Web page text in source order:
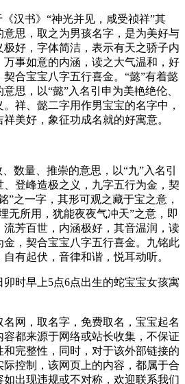
汉书》“神光并见，咸受祯祥”其
思，取之为男孩名字，是为美好与
好，字体简洁，表示有天之骄子内
事如意的内涵，读之大气温和，好
合宝宝八字五行喜金。“懿”有着懿
思，以“懿”入名引申为美艳绝伦、
祥、懿二字用作男宝宝的名字中，
美好，象征功成名就的好寓意。
数量、推崇的意思，以“九”入名引
登峰造极之义，九字五行为金，契
”之一字，其形可观之藏于宝之意，
无所用，犹能夜夜气冲天”之意，即
芳百世，内涵极好，其音温润，读
，契合宝宝八字五行喜金。九铭此
有起伏，音律和谐，悦耳动听。
卯时早上5点6点出生的蛇宝宝女孩寓
网，取名字，免费取名，宝宝起名
容都来源于网络或站长收集，不保证
完整性，同时，对于该外部链接的
控制，该网页上的内容，都属于合
出现违规或不对称，欢迎联系我们